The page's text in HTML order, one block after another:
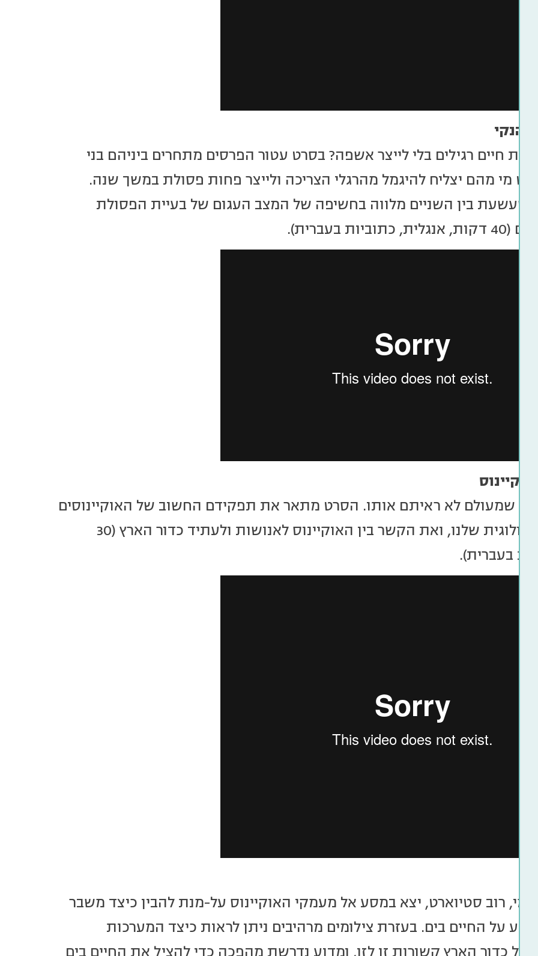
הנקי
חיים רגילים בלי לייצר אשפה? בסרט עטור הפרסים מתחרים ביניהם בני
מי מהם יצליח להיגמל מהרגלי הצריכה ולייצר פחות פסולת במשך שנה.
בין השניים מלווה בחשיפה של המצב העגום של בעיית הפסולת
בעברית).
כפי שמעולם לא ראיתם אותו. הסרט מתאר את תפקידם החשוב של האוקיינוסים
במערכת האקולוגית שלנו, ואת הקשר בין האוקיינוס לאנושות ולעתיד כדור הארץ (30
בעברית).
ימי, רוב סטיוארט, יצא במסע אל מעמקי האוקיינוס על-מנת להבין כיצד משבר
על החיים בים. בעזרת צילומים מרהיבים ניתן לראות כיצד המערכות
של כדור הארץ קשורות זו לזו, ומדוע נדרשת מהפכה כדי להציל את החיים בים